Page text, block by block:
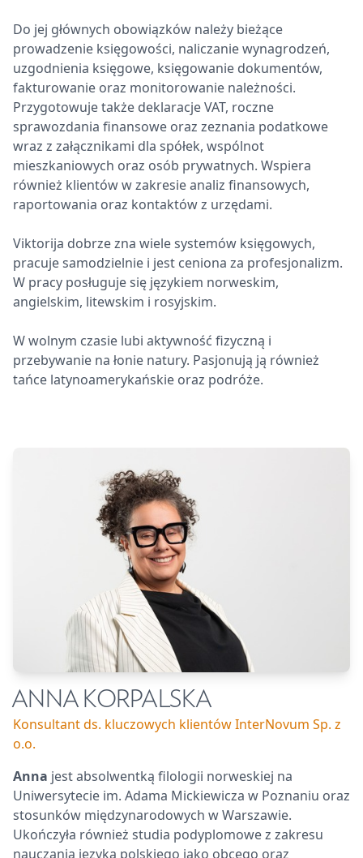
Do jej głównych obowiązków należy bieżące
prowadzenie księgowości, naliczanie wynagrodzeń,
uzgodnienia księgowe, księgowanie dokumentów,
fakturowanie oraz monitorowanie należności.
Przygotowuje także deklaracje VAT, roczne
sprawozdania finansowe oraz zeznania podatkowe
wraz z załącznikami dla spółek, wspólnot
mieszkaniowych oraz osób prywatnych. Wspiera
również klientów w zakresie analiz finansowych,
raportowania oraz kontaktów z urzędami.
Viktorija dobrze zna wiele systemów księgowych,
pracuje samodzielnie i jest ceniona za profesjonalizm.
W pracy posługuje się językiem norweskim,
angielskim, litewskim i rosyjskim.
W wolnym czasie lubi aktywność fizyczną i
przebywanie na łonie natury. Pasjonują ją również
tańce latynoamerykańskie oraz podróże.
ANNA KORPALSKA
Konsultant ds. kluczowych klientów InterNovum Sp. z
o.o.
Anna jest absolwentką filologii norweskiej na
Uniwersytecie im. Adama Mickiewicza w Poznaniu oraz
stosunków międzynarodowych w Warszawie.
Ukończyła również studia podyplomowe z zakresu
nauczania języka polskiego jako obcego oraz